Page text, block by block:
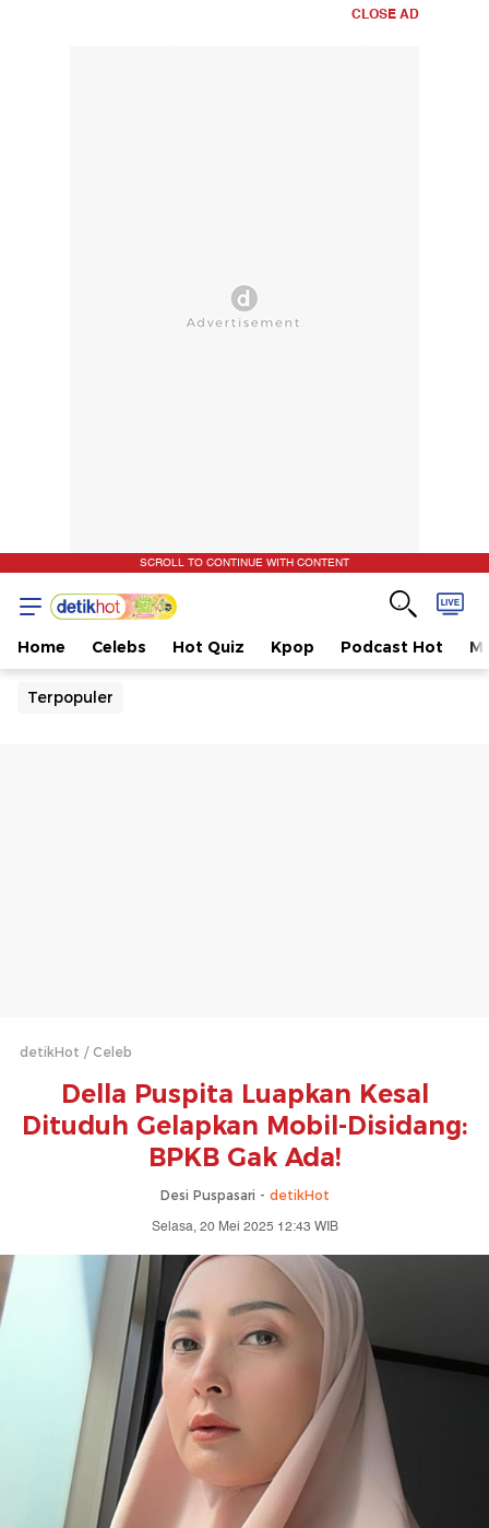
CLOSE AD
SCROLL TO CONTINUE WITH CONTENT
Home Celebs Hot Quiz Kpop Podcast Hot
Terpopuler
detikHot Celeb
Della Puspita Luapkan Kesal
Dituduh Gelapkan Mobil-Disidang:
BPKB Gak Ada!
Desi Puspasari - detikHot
Selasa, 20 Mei 2025 12:43 WIB